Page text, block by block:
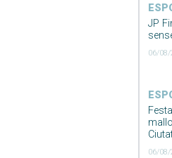
JP
06/08/
06/08/